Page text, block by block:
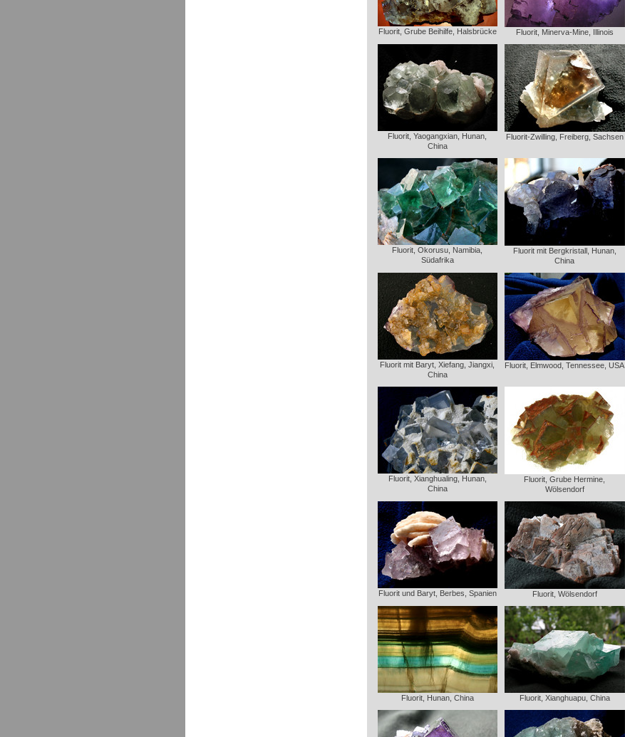
Fluorit, Grube Beihilfe, Halsbrücke Fluorit, Minerva-Mine, Illinois
Fluorit, Yaogangxian, Hunan,
China
Fluorit-Zwilling, Freiberg, Sachsen
Fluorit, Okorusu, Namibia,
Südafrika
Fluorit mit Bergkristall, Hunan,
China
Fluorit mit Baryt, Xiefang, Jiangxi,
China
Fluorit, Elmwood, Tennessee, USA
Fluorit, Xianghualing, Hunan,
China
Fluorit, Grube Hermine,
Wölsendorf
Fluorit und Baryt, Berbes, Spanien Fluorit, Wölsendorf
Fluorit, Hunan, China Fluorit, Xianghuapu, China